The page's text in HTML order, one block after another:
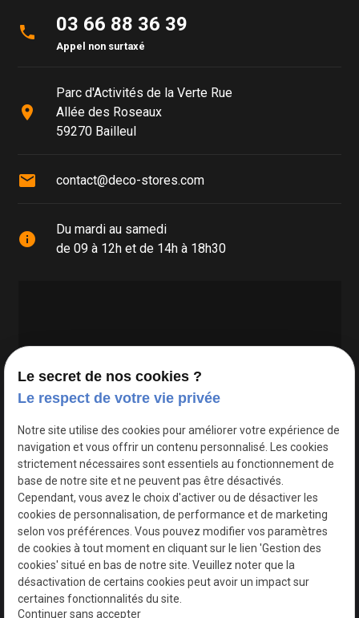
phone 03 66 88 36 39
Appel non surtaxé
place
Parc d'Activités de la Verte Rue
Allée des Roseaux
59270 Bailleul
mail contact@deco-stores.com
info
Du mardi au samedi
de 09 à 12h et de 14h à 18h30
Google Maps Search API est désactivé.
Le secret de nos cookies ?
Le respect de votre vie privée
Notre site utilise des cookies pour améliorer votre expérience de
navigation et vous offrir un contenu personnalisé. Les cookies
strictement nécessaires sont essentiels au fonctionnement de
base de notre site et ne peuvent pas être désactivés.
Cependant, vous avez le choix d'activer ou de désactiver les
cookies de personnalisation, de performance et de marketing
selon vos préférences. Vous pouvez modifier vos paramètres
de cookies à tout moment en cliquant sur le lien 'Gestion des
cookies' situé en bas de notre site. Veuillez noter que la
désactivation de certains cookies peut avoir un impact sur
certaines fonctionnalités du site.
Continuer sans accepter